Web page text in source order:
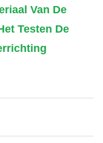
Van De
Testen De